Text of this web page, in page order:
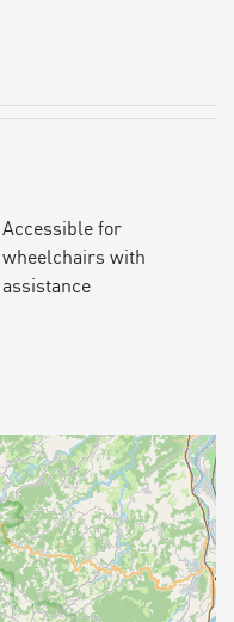
Accessible for
wheelchairs with
assistance